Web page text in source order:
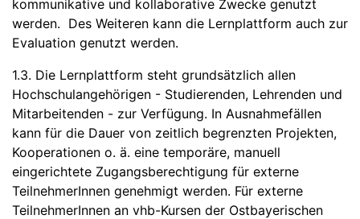
kommunikative und kollaborative Zwecke genutzt
werden. Des Weiteren kann die Lernplattform auch zur
Evaluation genutzt werden.
1.3. Die Lernplattform steht grundsätzlich allen
Hochschulangehörigen - Studierenden, Lehrenden und
Mitarbeitenden - zur Verfügung. In Ausnahmefällen
kann für die Dauer von zeitlich begrenzten Projekten,
Kooperationen o. ä. eine temporäre, manuell
eingerichtete Zugangsberechtigung für externe
TeilnehmerInnen genehmigt werden. Für externe
TeilnehmerInnen an vhb-Kursen der Ostbayerischen